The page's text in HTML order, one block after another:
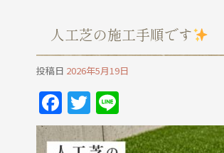
人工芝の施工手順です
投稿日 2026年5月19日
Facebook
Twitter